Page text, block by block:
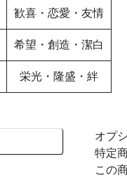
歓喜・恋愛・友情
希望・創造・潔白
栄光・隆盛・絆
オプ
特定
この